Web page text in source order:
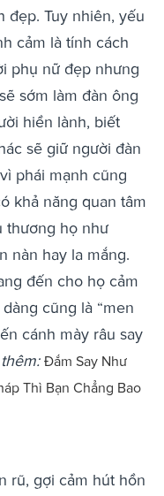
đẹp. Tuy nhiên, yếu
cảm là tính cách
phụ nữ đẹp nhưng
sớm làm đàn ông
hiền lành, biết
sẽ giữ người đàn
phái mạnh cũng
khả năng quan tâm
thương họ như
nàn hay la mắng.
đến cho họ cảm
cũng là “men
cánh mày râu say
Đắm Say Như
Thì Bạn Chẳng Bao
rũ, gợi cảm hút hồn